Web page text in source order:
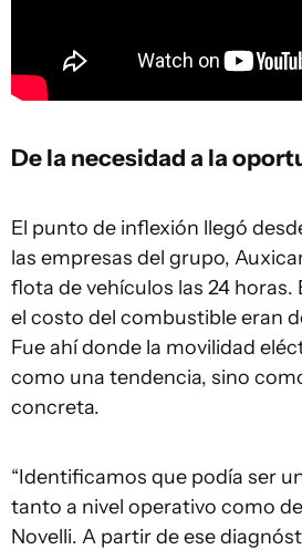
De la necesidad a la
El punto de inflexión llegó
las empresas del grupo,
flota de vehículos las 24
el costo del combustible eran
Fue ahí donde la movilidad
como una tendencia, sino
concreta.
“Identificamos que podía ser
tanto a nivel operativo como
Novelli. A partir de ese